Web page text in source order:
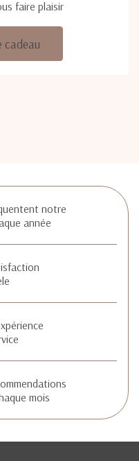
faire plaisir
cadeau
notre
année
mois